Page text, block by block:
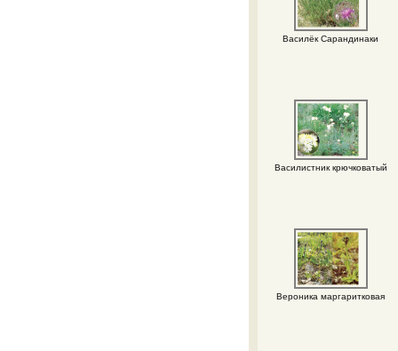
Василёк Сарандинаки
Василистник крючковатый
Вероника маргаритковая